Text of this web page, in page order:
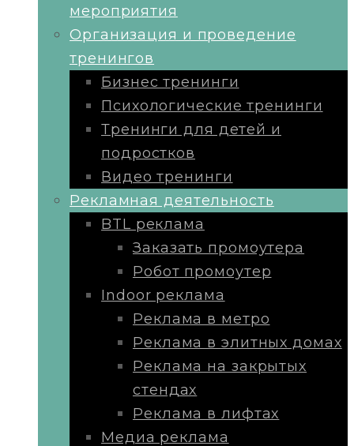
мероприятия
Организация и проведение
тренингов
Бизнес тренинги
Психологические тренинги
Тренинги для детей и
подростков
Видео тренинги
Рекламная деятельность
BTL реклама
Заказать промоутера
Робот промоутер
Indoor реклама
Реклама в метро
Реклама в элитных домах
Реклама на закрытых
стендах
Реклама в лифтах
Медиа реклама